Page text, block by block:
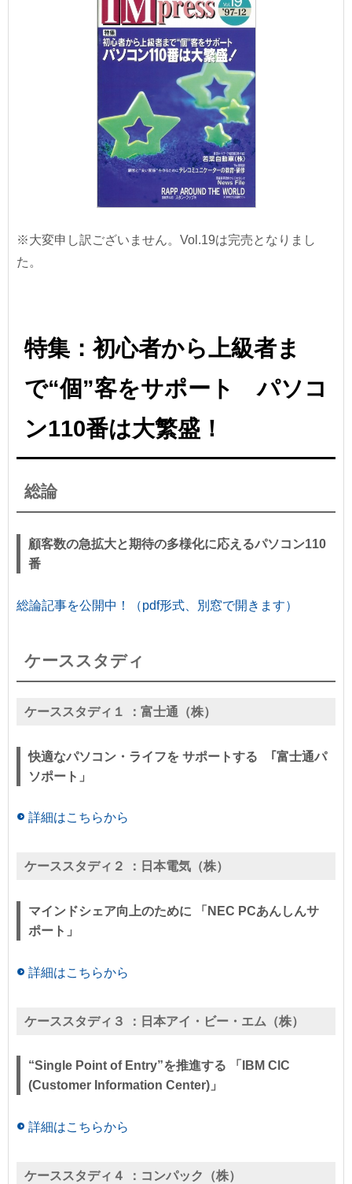
※大変申し訳ございません。Vol.19は完売となりまし
た。
特集：初心者から上級者ま
で“個”客をサポート パソコ
ン110番は大繁盛！
総論
顧客数の急拡大と期待の多様化に応えるパソコン110
番
総論記事を公開中！（pdf形式、別窓で開きます）
ケーススタディ
ケーススタディ１ ： 富士通（株）
快適なパソコン・ライフを サポートする ｢富士通パ
ソポート」
詳細はこちらから
ケーススタディ２ ： 日本電気（株）
マインドシェア向上のために 「NEC PCあんしんサ
ポート」
詳細はこちらから
ケーススタディ３ ： 日本アイ・ビー・エム（株）
“Single Point of Entry”を推進する 「IBM ClC
(Customer Information Center)」
詳細はこちらから
ケーススタディ４ ： コンパック（株）